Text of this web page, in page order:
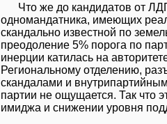
Что же до кандидатов от
одномандатника, имеющих
скандально известной по
преодоление 5% порога по
инерции катилась на
Региональному отделению,
скандалами и
партии не ощущается. Так что
имиджа и снижении уровня